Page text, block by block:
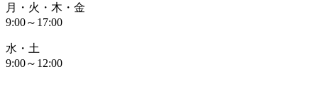
月・火・木・金
9:00～17:00
水・土
9:00～12:00